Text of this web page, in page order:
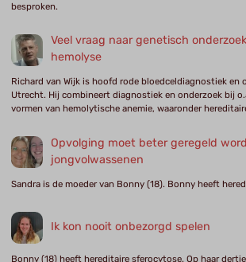
besproken.
Veel vraag naar genetisch
hemolyse
Richard van Wijk is hoofd rode bloedceldiagnostiek en
Utrecht. Hij combineert diagnostiek en onderzoek bij
vormen van hemolytische anemie, waaronder
Opvolging moet beter geregeld
jongvolwassenen
Sandra is de moeder van Bonny (18). Bonny heeft
Ik kon nooit onbezorgd spelen
Bonny (18) heeft hereditaire sferocytose. Op haar